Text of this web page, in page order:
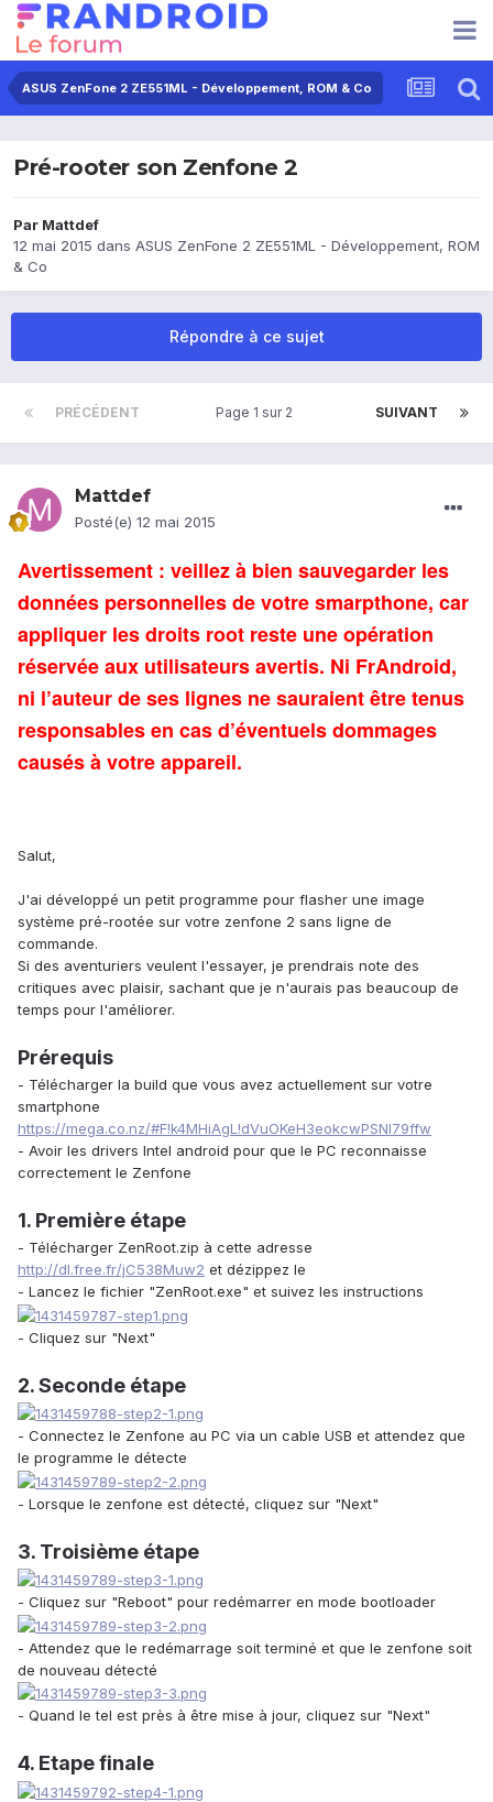
ASUS ZenFone 2 ZE551ML - Développement, ROM & Co
Pré-rooter son Zenfone 2
Par Mattdef
12 mai 2015 dans ASUS ZenFone 2 ZE551ML - Développement, ROM
& Co
Répondre à ce sujet
PRÉCÉDENT SUIVANT
Page 1 sur 2
Mattdef
Posté(e) 12 mai 2015
Avertissement : veillez à bien sauvegarder les
données personnelles de votre smarpthone, car
appliquer les droits root reste une opération
réservée aux utilisateurs avertis. Ni FrAndroid,
ni l’auteur de ses lignes ne sauraient être tenus
responsables en cas d’éventuels dommages
causés à votre appareil.
Salut,
J'ai développé un petit programme pour flasher une image
système pré-rootée sur votre zenfone 2 sans ligne de
commande.
Si des aventuriers veulent l'essayer, je prendrais note des
critiques avec plaisir, sachant que je n'aurais pas beaucoup de
temps pour l'améliorer.
Prérequis
- Télécharger la build que vous avez actuellement sur votre
smartphone
https://mega.co.nz/#F!k4MHiAgL!dVuOKeH3eokcwPSNI79ffw
- Avoir les drivers Intel android pour que le PC reconnaisse
correctement le Zenfone
1. Première étape
- Télécharger ZenRoot.zip à cette adresse
http://dl.free.fr/jC538Muw2 et dézippez le
- Lancez le fichier "ZenRoot.exe" et suivez les instructions
- Cliquez sur "Next"
2. Seconde étape
- Connectez le Zenfone au PC via un cable USB et attendez que
le programme le détecte
- Lorsque le zenfone est détecté, cliquez sur "Next"
3. Troisième étape
- Cliquez sur "Reboot" pour redémarrer en mode bootloader
- Attendez que le redémarrage soit terminé et que le zenfone soit
de nouveau détecté
- Quand le tel est près à être mise à jour, cliquez sur "Next"
4. Etape finale